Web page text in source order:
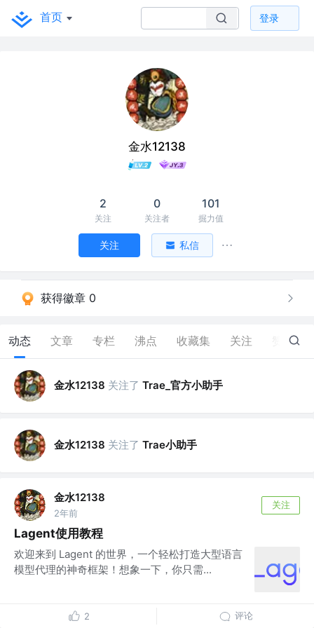
首页 登录
金水12138
2
关注
0
关注者
101
掘力值
关注 私信
获得徽章 0
动态 文章 专栏 沸点 收藏集 关注 1
金水12138 关注了 Trae_官方小助手
金水12138 关注了 Trae小助手
金水12138
2年前
关注
Lagent使用教程
欢迎来到 Lagent 的世界，一个轻松打造大型语言
模型代理的神奇框架！想象一下，你只需...
2 评论